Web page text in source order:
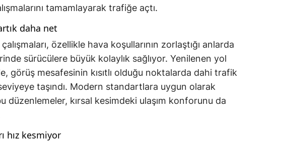
tamamlayarak trafiğe açtı.
daha net
özellikle hava koşullarının zorlaştığı anlarda
sürücülere büyük kolaylık sağlıyor. Yenilenen yol
görüş mesafesinin kısıtlı olduğu noktalarda dahi trafik
taşındı. Modern standartlara uygun olarak
düzenlemeler, kırsal kesimdeki ulaşım konforunu da
hız kesmiyor